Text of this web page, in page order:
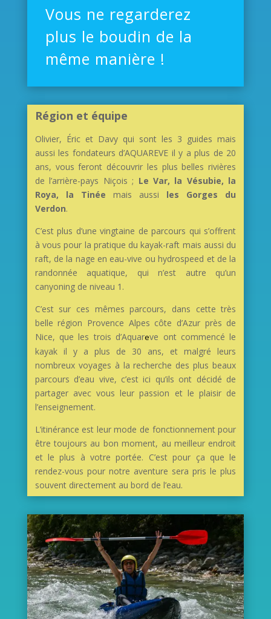
Vous ne regarderez
plus le boudin de la
même manière !
Région et équipe
Olivier, Éric et Davy qui sont les 3 guides mais
aussi les fondateurs d’AQUAREVE il y a plus de 20
ans, vous feront découvrir les plus belles rivières
de l’arrière-pays Niçois ; Le Var, la Vésubie, la
Roya, la Tinée mais aussi les Gorges du
Verdon.
C’est plus d’une vingtaine de parcours qui s’offrent
à vous pour la pratique du kayak-raft mais aussi du
raft, de la nage en eau-vive ou hydrospeed et de la
randonnée aquatique, qui n’est autre qu’un
canyoning de niveau 1.
C’est sur ces mêmes parcours, dans cette très
belle région Provence Alpes côte d’Azur près de
Nice, que les trois d’Aquareve ont commencé le
kayak il y a plus de 30 ans, et malgré leurs
nombreux voyages à la recherche des plus beaux
parcours d’eau vive, c’est ici qu’ils ont décidé de
partager avec vous leur passion et le plaisir de
l’enseignement.
L’itinérance est leur mode de fonctionnement pour
être toujours au bon moment, au meilleur endroit
et le plus à votre portée. C’est pour ça que le
rendez-vous pour notre aventure sera pris le plus
souvent directement au bord de l’eau.